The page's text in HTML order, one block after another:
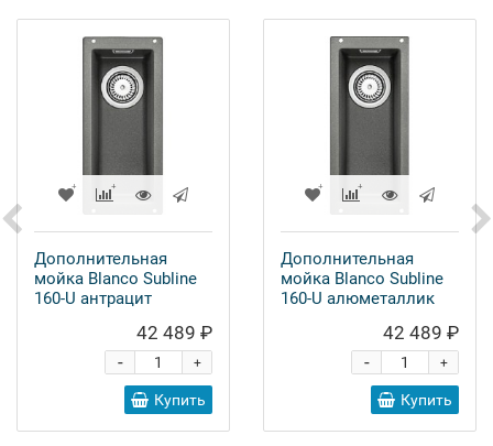
Дополнительная
мойка Blanco Subline
160-U антрацит
42 489 ₽
+
-
Купить
Дополнительная
мойка Blanco Subline
160-U алюметаллик
42 489 ₽
+
-
Купить